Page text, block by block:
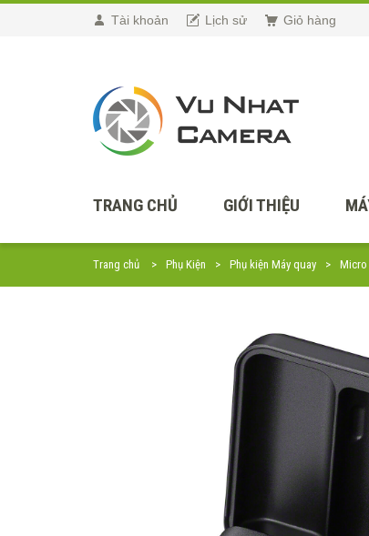
Tài khoản Lịch sử Giỏ hàng
TRANG CHỦ GIỚI THIỆU
Trang chủ Phụ Kiện Phụ kiện Máy quay Micro